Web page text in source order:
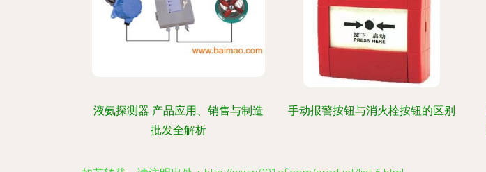
液氨探测器 产品应用、销售与制造
批发全解析
手动报警按钮与消火栓按钮的区别